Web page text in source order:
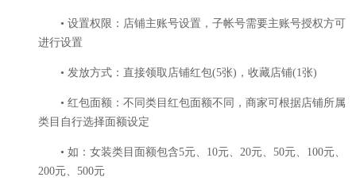
• 设置权限：店铺主账号设置，子帐号需要主账号授权方可
进行设置
• 发放方式：直接领取店铺红包(5张)，收藏店铺(1张)
• 红包面额：不同类目红包面额不同，商家可根据店铺所属
类目自行选择面额设定
• 如：女装类目面额包含5元、10元、20元、50元、100元、
200元、500元